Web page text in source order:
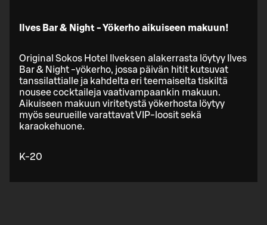
Ilves Bar & Night - Yökerho aikuiseen makuun!
Original Sokos Hotel Ilveksen alakerrasta löytyy Ilves
Bar & Night -yökerho, jossa päivän hitit kutsuvat
tanssilattialle ja kahdelta eri teemaiselta tiskiltä
nousee cocktaileja vaativampaankin makuun.
Aikuiseen makuun viritetystä yökerhosta löytyy
myös seurueille varattavat VIP-loosit sekä
karaokehuone.
K-20